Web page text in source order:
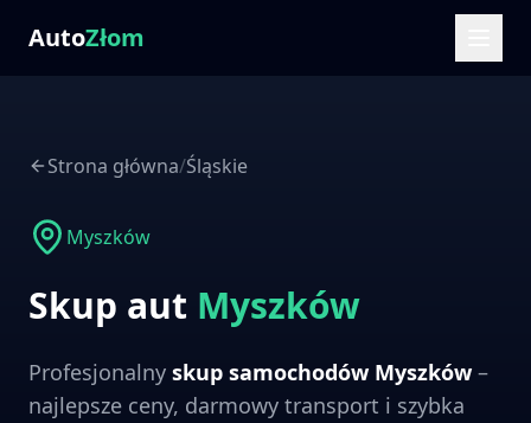
AutoZłom
Strona główna/Śląskie
Myszków
Skup aut Myszków
Profesjonalny skup samochodów Myszków–
najlepsze ceny, darmowy transport i szybka